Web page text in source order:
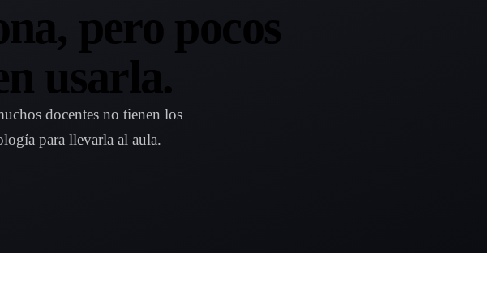
pero pocos
usarla.
docentes no tienen los
para llevarla al aula.